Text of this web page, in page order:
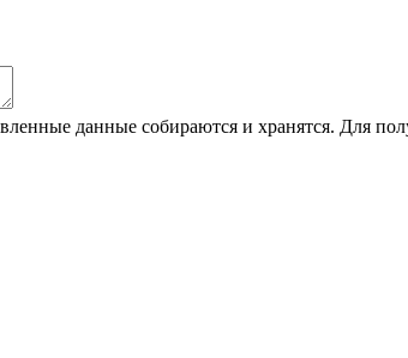
данные собираются и хранятся. Для